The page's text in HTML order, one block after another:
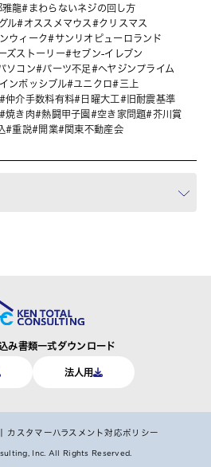
雅龍
まわらないネジの回し方
ル オススメマウス
クリスマス
ウィーク
サンリオピューロランド
ズストーリー
セブン-イレブン
ソコン パーツ不足
ヘヤジンプライム
ンポッシブル ユニクロ
三上
仲介手数料有料 日曜大工
旧耐震基準
焼き肉 熱闘甲子園 空き家問題
芥川賞
重説 開業 関東不動産会
み書類一式ダウンロード
法人用
カスタマーハラスメント対応ポリシー
Inc. All Rights Reserved.